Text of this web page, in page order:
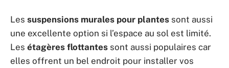
Les suspensions murales pour plantes sont aussi
une excellente option si l’espace au sol est limité.
Les étagères flottantes sont aussi populaires car
elles offrent un bel endroit pour installer vos